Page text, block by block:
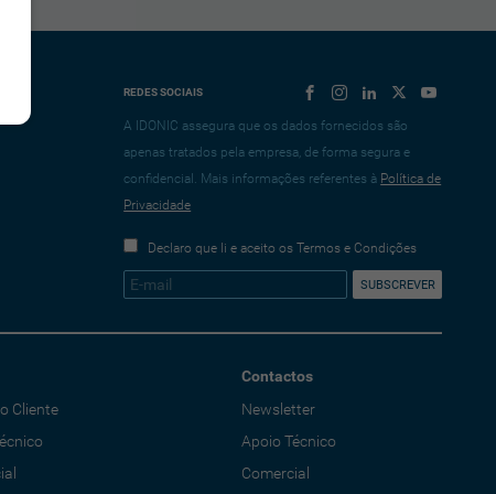
REDES SOCIAIS
A IDONIC assegura que os dados fornecidos são
apenas tratados pela empresa, de forma segura e
confidencial. Mais informações referentes à Política de
Privacidade
Declaro que li e aceito os Termos e Condições
Cliente
Contactos
Newsletter
Apoio Técnico
Comercial